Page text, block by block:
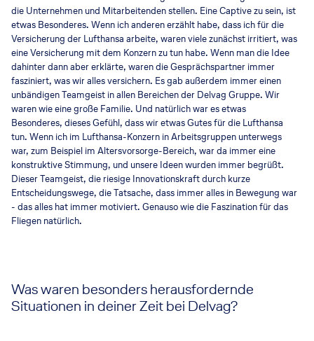
die Unternehmen und Mitarbeitenden stellen. Eine Captive zu sein, ist
etwas Besonderes. Wenn ich anderen erzählt habe, dass ich für die
Versicherung der Lufthansa arbeite, waren viele zunächst irritiert, was
eine Versicherung mit dem Konzern zu tun habe. Wenn man die Idee
dahinter dann aber erklärte, waren die Gesprächspartner immer
fasziniert, was wir alles versichern. Es gab außerdem immer einen
unbändigen Teamgeist in allen Bereichen der Delvag Gruppe. Wir
waren wie eine große Familie. Und natürlich war es etwas
Besonderes, dieses Gefühl, dass wir etwas Gutes für die Lufthansa
tun. Wenn ich im Lufthansa-Konzern in Arbeitsgruppen unterwegs
war, zum Beispiel im Altersvorsorge-Bereich, war da immer eine
konstruktive Stimmung, und unsere Ideen wurden immer begrüßt.
Dieser Teamgeist, die riesige Innovationskraft durch kurze
Entscheidungswege, die Tatsache, dass immer alles in Bewegung war
- das alles hat immer motiviert. Genauso wie die Faszination für das
Fliegen natürlich.
Was waren besonders herausfordernde
Situationen in deiner Zeit bei Delvag?